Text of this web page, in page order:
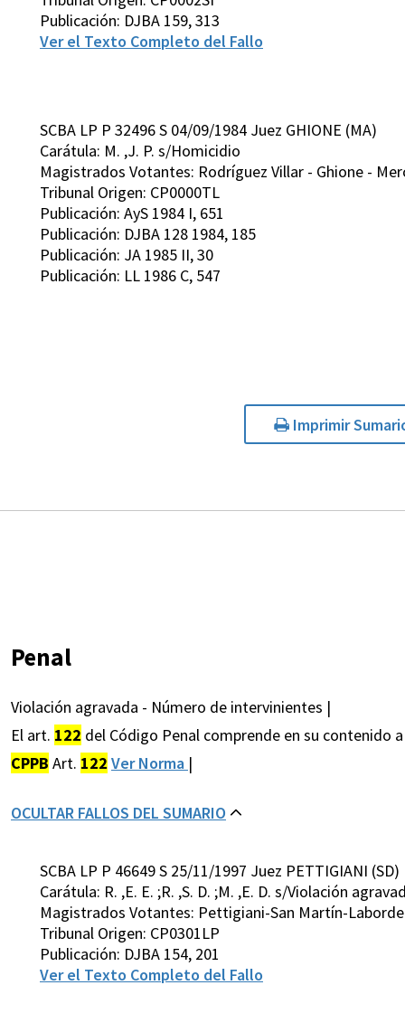
Publicación: DJBA 159, 313
Ver el Texto Completo del Fallo
SCBA LP P 32496 S 04/09/1984 Juez GHIONE (MA)
Carátula: M. ,J. P. s/Homicidio
Magistrados Votantes: Rodríguez Villar - Ghione -
Tribunal Origen: CP0000TL
Publicación: AyS 1984 I, 651
Publicación: DJBA 128 1984, 185
Publicación: JA 1985 II, 30
Publicación: LL 1986 C, 547
Imprimir
Penal
Violación agravada - Número de intervinientes |
El art. 122 del Código Penal comprende en su contenido
CPPB Art. 122 Ver Norma |
OCULTAR FALLOS DEL SUMARIO
SCBA LP P 46649 S 25/11/1997 Juez PETTIGIANI (SD)
Carátula: R. ,E. E. ;R. ,S. D. ;M. ,E. D. s/Violación
Magistrados Votantes: Pettigiani-San Martín-
Tribunal Origen: CP0301LP
Publicación: DJBA 154, 201
Ver el Texto Completo del Fallo